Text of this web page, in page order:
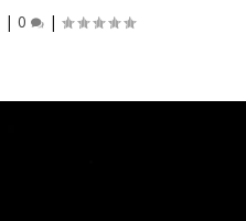
|0 |